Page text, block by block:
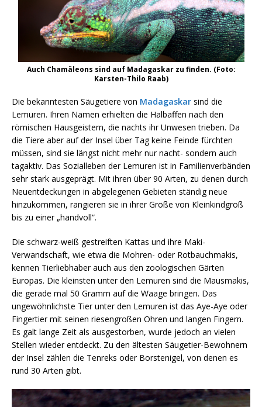
Auch Chamäleons sind auf Madagaskar zu finden. (Foto:
Karsten-Thilo Raab)
Die bekanntesten Säugetiere von Madagaskar sind die
Lemuren. Ihren Namen erhielten die Halbaffen nach den
römischen Hausgeistern, die nachts ihr Unwesen trieben. Da
die Tiere aber auf der Insel über Tag keine Feinde fürchten
müssen, sind sie längst nicht mehr nur nacht- sondern auch
tagaktiv. Das Sozialleben der Lemuren ist in Familienverbänden
sehr stark ausgeprägt. Mit ihren über 90 Arten, zu denen durch
Neuentdeckungen in abgelegenen Gebieten ständig neue
hinzukommen, rangieren sie in ihrer Größe von Kleinkindgroß
bis zu einer „handvoll“.
Die schwarz-weiß gestreiften Kattas und ihre Maki-
Verwandschaft, wie etwa die Mohren- oder Rotbauchmakis,
kennen Tierliebhaber auch aus den zoologischen Gärten
Europas. Die kleinsten unter den Lemuren sind die Mausmakis,
die gerade mal 50 Gramm auf die Waage bringen. Das
ungewöhnlichste Tier unter den Lemuren ist das Aye-Aye oder
Fingertier mit seinen riesengroßen Ohren und langen Fingern.
Es galt lange Zeit als ausgestorben, wurde jedoch an vielen
Stellen wieder entdeckt. Zu den ältesten Säugetier-Bewohnern
der Insel zählen die Tenreks oder Borstenigel, von denen es
rund 30 Arten gibt.